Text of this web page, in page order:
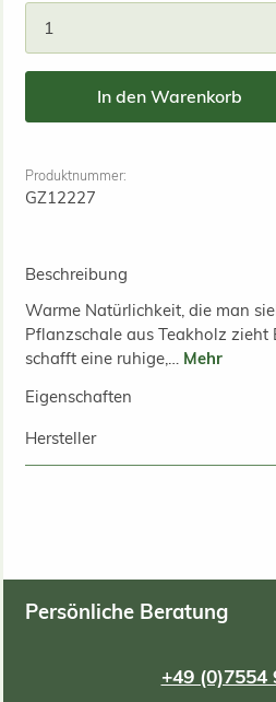
In den Warenkorb
Produktnummer:
GZ12227
Beschreibung
Warme Natürlichkeit, die man
Pflanzschale aus Teakholz zieht
schafft eine ruhige,… Mehr
Eigenschaften
Hersteller
Persönliche Beratung
+49 (0)7554